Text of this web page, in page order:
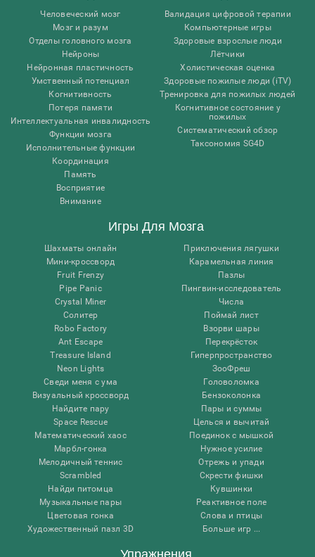
Человеческий мозг
Мозг и разум
Отделы головного мозга
Нейроны
Нейронная пластичность
Умственный потенциал
Когнитивность
Потеря памяти
Интеллектуальная инвалидность
Функции мозга
Исполнительные функции
Координация
Память
Восприятие
Внимание
Валидация цифровой терапии
Компьютерные игры
Здоровые взрослые люди
Лётчики
Холистическая оценка
Здоровые пожилые люди (iTV)
Тренировка для пожилых людей
Когнитивное состояние у
пожилых
Систематический обзор
Таксономия SG4D
Игры Для Мозга
Шахматы онлайн
Мини-кроссворд
Fruit Frenzy
Pipe Panic
Crystal Miner
Солитер
Robo Factory
Ant Escape
Treasure Island
Neon Lights
Сведи меня с ума
Визуальный кроссворд
Найдите пару
Space Rescue
Математический хаос
Марбл-гонка
Мелодичный теннис
Scrambled
Найди питомца
Музыкальные пары
Цветовая гонка
Художественный пазл 3D
Приключения лягушки
Карамельная линия
Пазлы
Пингвин-исследователь
Числа
Поймай лист
Взорви шары
Перекрёсток
Гиперпространство
ЗооФреш
Головоломка
Бензоколонка
Пары и суммы
Целься и вычитай
Поединок с мышкой
Нужное усилие
Отрежь и упади
Скрести фишки
Кувшинки
Реактивное поле
Слова и птицы
Больше игр ...
Упражнения